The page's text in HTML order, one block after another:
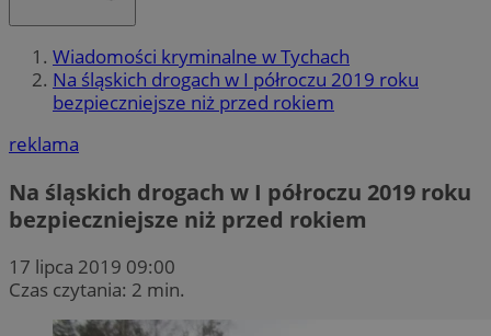
Wiadomości kryminalne w Tychach
Na śląskich drogach w I półroczu 2019 roku
bezpieczniejsze niż przed rokiem
reklama
Na śląskich drogach w I półroczu 2019 roku
bezpieczniejsze niż przed rokiem
17 lipca 2019 09:00
Czas czytania: 2 min.